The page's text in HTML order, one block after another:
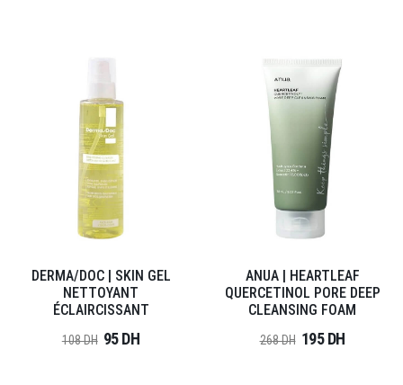
DERMA/DOC | SKIN GEL
NETTOYANT
ÉCLAIRCISSANT
108 DH 95 DH
ANUA | HEARTLEAF
QUERCETINOL PORE DEEP
CLEANSING FOAM
268 DH 195 DH